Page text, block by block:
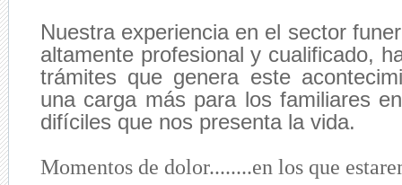
Nuestra experiencia en el sector
altamente profesional y cualificado,
trámites que genera este
una carga más para los familiares
difíciles que nos presenta la vida.
Momentos de dolor........en los que